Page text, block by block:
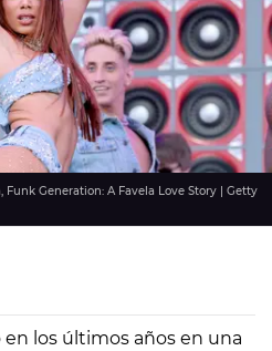
Generation: A Favela Love Story | Getty
los últimos años en una